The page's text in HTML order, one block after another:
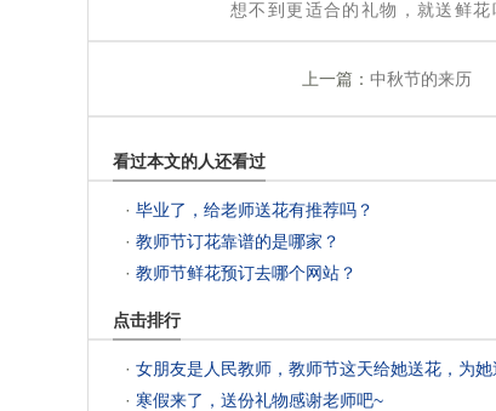
想不到更适合的礼物，就送鲜
上一篇： 中秋节的来历
看过本文的人还看过
· 毕业了，给老师送花有推荐吗？
· 教师节订花靠谱的是哪家？
· 教师节鲜花预订去哪个网站？
点击排行
· 女朋友是人民教师，教师节这天给她送花，为她送去
· 寒假来了，送份礼物感谢老师吧~